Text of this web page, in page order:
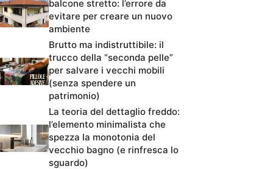
balcone stretto: l’errore da
evitare per creare un nuovo
ambiente
Brutto ma indistruttibile: il
trucco della “seconda pelle”
per salvare i vecchi mobili
(senza spendere un
patrimonio)
La teoria del dettaglio freddo:
l’elemento minimalista che
spezza la monotonia del
vecchio bagno (e rinfresca lo
sguardo)